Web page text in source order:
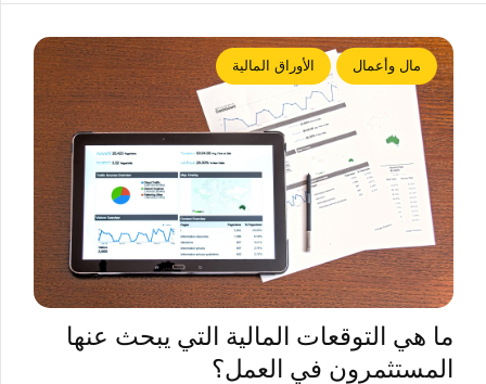
مال وأعمال الأوراق المالية
ما هي التوقعات المالية التي يبحث عنها
المستثمرون في العمل؟